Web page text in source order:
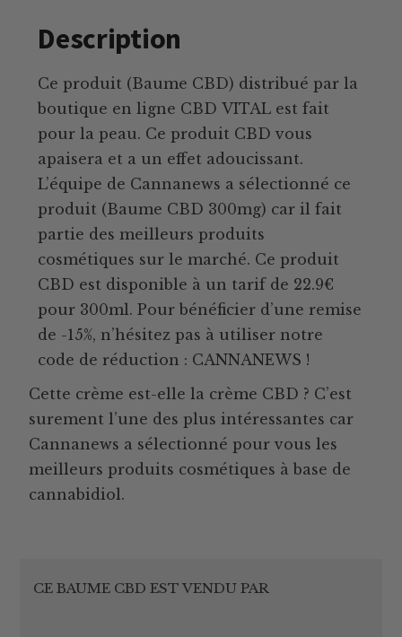
Description
Ce produit (Baume CBD) distribué par la
boutique en ligne CBD VITAL est fait
pour la peau. Ce produit CBD vous
apaisera et a un effet adoucissant.
L’équipe de Cannanews a sélectionné ce
produit (Baume CBD 300mg) car il fait
partie des meilleurs produits
cosmétiques sur le marché. Ce produit
CBD est disponible à un tarif de 22.9€
pour 300ml. Pour bénéficier d’une remise
de -15%, n’hésitez pas à utiliser notre
code de réduction : CANNANEWS !
Cette crème est-elle la crème CBD ? C’est
surement l’une des plus intéressantes car
Cannanews a sélectionné pour vous les
meilleurs produits cosmétiques à base de
cannabidiol.
CE BAUME CBD EST VENDU PAR